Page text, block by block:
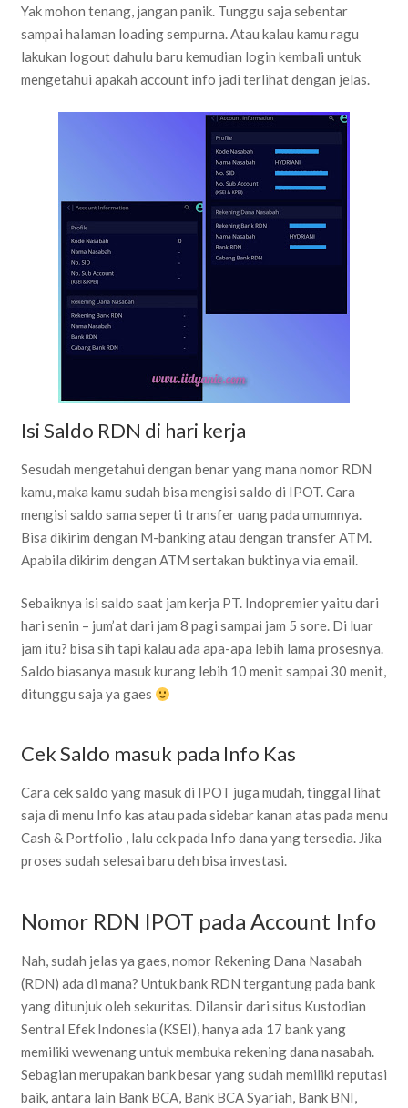
Yak mohon tenang, jangan panik. Tunggu saja sebentar
sampai halaman loading sempurna. Atau kalau kamu ragu
lakukan logout dahulu baru kemudian login kembali untuk
mengetahui apakah account info jadi terlihat dengan jelas.
Isi Saldo RDN di hari kerja
Sesudah mengetahui dengan benar yang mana nomor RDN
kamu, maka kamu sudah bisa mengisi saldo di IPOT. Cara
mengisi saldo sama seperti transfer uang pada umumnya.
Bisa dikirim dengan M-banking atau dengan transfer ATM.
Apabila dikirim dengan ATM sertakan buktinya via email.
Sebaiknya isi saldo saat jam kerja PT. Indopremier yaitu dari
hari senin – jum’at dari jam 8 pagi sampai jam 5 sore. Di luar
jam itu? bisa sih tapi kalau ada apa-apa lebih lama prosesnya.
Saldo biasanya masuk kurang lebih 10 menit sampai 30 menit,
ditunggu saja ya gaes
Cek Saldo masuk pada Info Kas
Cara cek saldo yang masuk di IPOT juga mudah, tinggal lihat
saja di menu Info kas atau pada sidebar kanan atas pada menu
Cash & Portfolio , lalu cek pada Info dana yang tersedia. Jika
proses sudah selesai baru deh bisa investasi.
Nomor RDN IPOT pada Account Info
Nah, sudah jelas ya gaes, nomor Rekening Dana Nasabah
(RDN) ada di mana? Untuk bank RDN tergantung pada bank
yang ditunjuk oleh sekuritas. Dilansir dari situs Kustodian
Sentral Efek Indonesia (KSEI), hanya ada 17 bank yang
memiliki wewenang untuk membuka rekening dana nasabah.
Sebagian merupakan bank besar yang sudah memiliki reputasi
baik, antara lain Bank BCA, Bank BCA Syariah, Bank BNI,